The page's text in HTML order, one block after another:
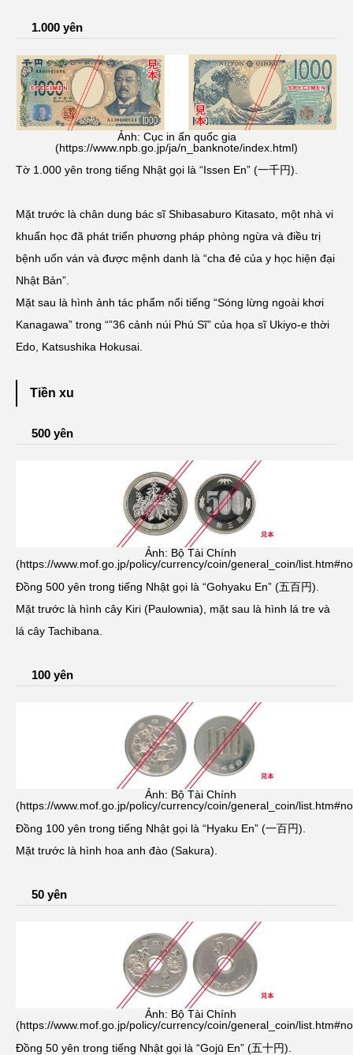
1.000 yên
Ảnh: Cục in ấn quốc gia
(https://www.npb.go.jp/ja/n_banknote/index.html)
Tờ 1.000 yên trong tiếng Nhật gọi là “Issen En” (一千円).
Mặt trước là chân dung bác sĩ Shibasaburo Kitasato, một nhà vi
khuẩn học đã phát triển phương pháp phòng ngừa và điều trị
bệnh uốn ván và được mệnh danh là “cha đẻ của y học hiện đại
Nhật Bản”.
Mặt sau là hình ảnh tác phẩm nổi tiếng “Sóng lừng ngoài khơi
Kanagawa” trong “”36 cảnh núi Phú Sĩ” của họa sĩ Ukiyo-e thời
Edo, Katsushika Hokusai.
Tiền xu
500 yên
Ảnh: Bộ Tài Chính
(https://www.mof.go.jp/policy/currency/coin/general_coin/
Đồng 500 yên trong tiếng Nhật gọi là “Gohyaku En” (五百円).
Mặt trước là hình cây Kiri (Paulownia), mặt sau là hình lá tre và
lá cây Tachibana.
100 yên
Ảnh: Bộ Tài Chính
(https://www.mof.go.jp/policy/currency/coin/general_coin/
Đồng 100 yên trong tiếng Nhật gọi là “Hyaku En” (一百円).
Mặt trước là hình hoa anh đào (Sakura).
50 yên
Ảnh: Bộ Tài Chính
(https://www.mof.go.jp/policy/currency/coin/general_coin/
Đồng 50 yên trong tiếng Nhật gọi là “Gojū En” (五十円).